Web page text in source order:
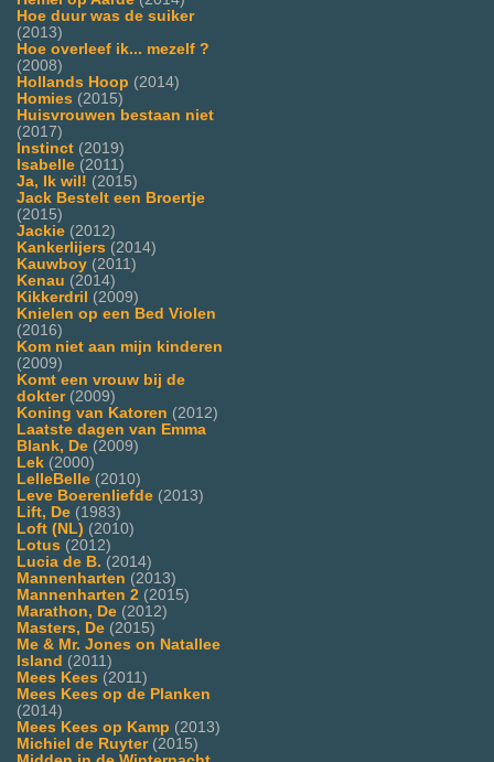
Hoe duur was de suiker
(2013)
Hoe overleef ik... mezelf ?
(2008)
Hollands Hoop (2014)
Homies (2015)
Huisvrouwen bestaan niet
(2017)
Instinct (2019)
Isabelle (2011)
Ja, Ik wil! (2015)
Jack Bestelt een Broertje
(2015)
Jackie (2012)
Kankerlijers (2014)
Kauwboy (2011)
Kenau (2014)
Kikkerdril
(2009)
Knielen op een Bed Violen
(2016)
Kom niet aan mijn kinderen
(2009)
Komt een vrouw bij de
dokter(2009)
Koning van Katoren (2012)
Laatste dagen van Emma
Blank, De (2009)
Lek (2000)
LelleBelle (2010)
Leve Boerenliefde (2013)
Lift, De (1983)
Loft (NL) (2010)
Lotus (2012)
Lucia de B. (2014)
Mannenharten (2013)
Mannenharten 2 (2015)
Marathon, De (2012)
Masters, De (2015)
Me & Mr. Jones on Natallee
Island (2011)
Mees Kees (2011)
Mees Kees op de Planken
(2014)
Mees Kees op Kamp (2013)
Michiel de Ruyter(2015)